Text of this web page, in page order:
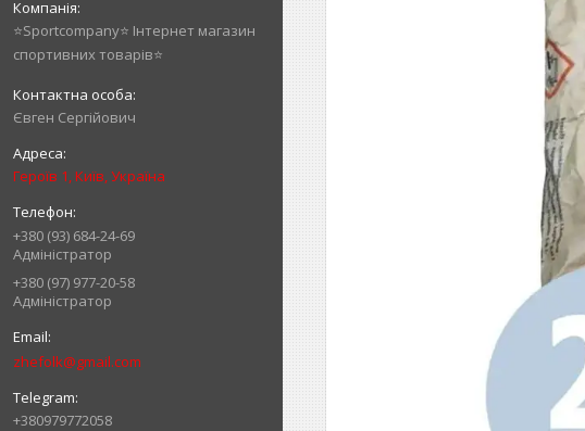
⭐️Sportcompany⭐️ Інтернет магазин
спортивних товарів⭐️
Євген Сергійович
Героїв 1, Київ, Україна
+380 (93) 684-24-69
Адміністратор
+380 (97) 977-20-58
Адміністратор
zhefolk@gmail.com
+380979772058